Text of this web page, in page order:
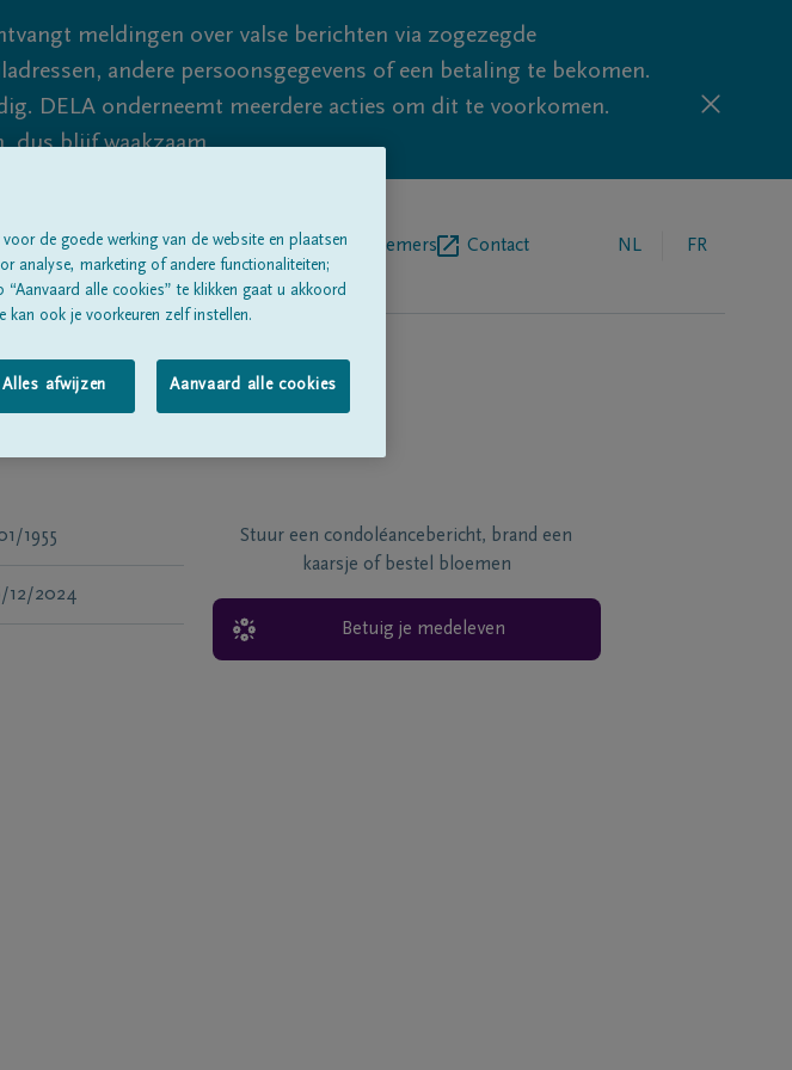
meldingen over valse berichten via zogezegde
andere persoonsgegevens of een betaling te bekomen.
DELA onderneemt meerdere acties om dit te voorkomen.
dus blijf waakzaam.
Alle rouwberichtenOver onsBegrafenisondernemers Contact NL FR
1955
12/2024
Stuur een condoléancebericht, brand een
kaarsje of bestel bloemen
Betuig je medeleven
de goede werking van de website en plaatsen
analyse, marketing of andere functionaliteiten;
alle cookies” te klikken gaat u akkoord
ook je voorkeuren zelf instellen.
Alles afwijzen Aanvaard alle cookies